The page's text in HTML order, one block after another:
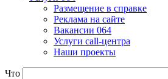
Размещение в справке
Реклама на сайте
Вакансии 064
Услуги call-центра
Наши проекты
Что